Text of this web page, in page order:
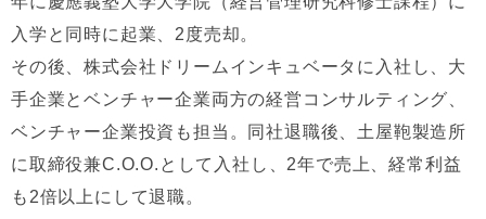
入学と同時に起業、2度売却。
その後、株式会社ドリームインキュベータに入社し、大
手企業とベンチャー企業両方の経営コンサルティング、
ベンチャー企業投資も担当。同社退職後、土屋鞄製造所
に取締役兼C.O.O.として入社し、2年で売上、経常利益
も2倍以上にして退職。